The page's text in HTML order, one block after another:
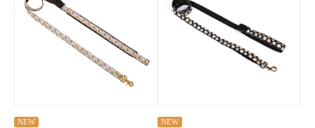
NEW NEW